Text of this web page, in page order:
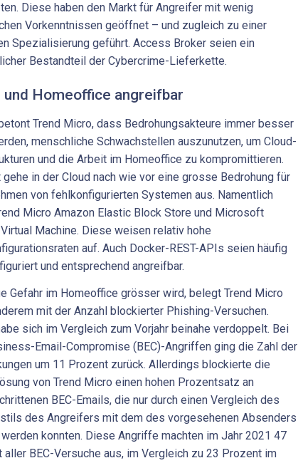
Diese haben den Markt für Angreifer mit wenig
Vorkenntnissen geöffnet – und zugleich zu einer
Spezialisierung geführt. Access Broker seien ein
Bestandteil der Cybercrime-Lieferkette.
und Homeoffice angreifbar
Trend Micro, dass Bedrohungsakteure immer besser
menschliche Schwachstellen auszunutzen, um Cloud-
und die Arbeit im Homeoffice zu kompromittieren.
gehe in der Cloud nach wie vor eine grosse Bedrohung für
von fehlkonfigurierten Systemen aus. Namentlich
Micro Amazon Elastic Block Store und Microsoft
Machine. Diese weisen relativ hohe
auf. Auch Docker-REST-APIs seien häufig
und entsprechend angreifbar.
Gefahr im Homeoffice grösser wird, belegt Trend Micro
mit der Anzahl blockierter Phishing-Versuchen.
sich im Vergleich zum Vorjahr beinahe verdoppelt. Bei
Email-Compromise (BEC)-Angriffen ging die Zahl der
um 11 Prozent zurück. Allerdings blockierte die
von Trend Micro einen hohen Prozentsatz an
BEC-Emails, die nur durch einen Vergleich des
des Angreifers mit dem des vorgesehenen Absenders
konnten. Diese Angriffe machten im Jahr 2021 47
aller BEC-Versuche aus, im Vergleich zu 23 Prozent im